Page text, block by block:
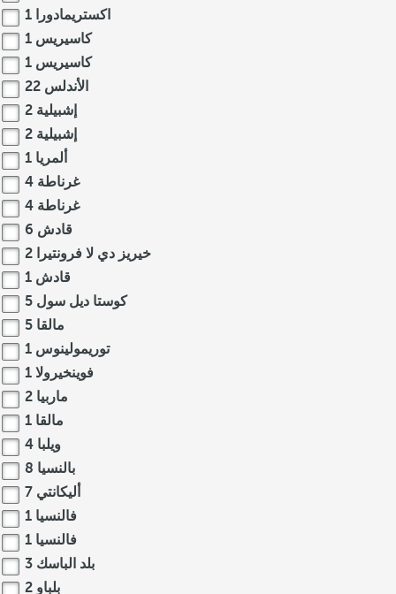
اكستريمادورا 1
كاسيريس 1
كاسيريس 1
الأندلس 22
إشبيلية 2
إشبيلية 2
ألمريا 1
غرناطة 4
غرناطة 4
قادش 6
خيريز دي لا فرونتيرا 2
قادش 1
كوستا ديل سول 5
مالقا 5
توريمولينوس 1
فوينخيرولا 1
ماربيا 2
مالقا 1
ويلبا 4
بالنسيا 8
أليكانتي 7
فالنسيا 1
فالنسيا 1
بلد الباسك 3
بلباو 2